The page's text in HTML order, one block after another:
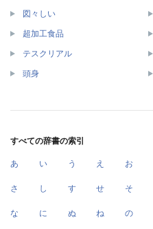
図々しい
超加工食品
テスクリアル
頭身
すべての辞書の索引
あ い う え お
さ し す せ そ
な に ぬ ね の